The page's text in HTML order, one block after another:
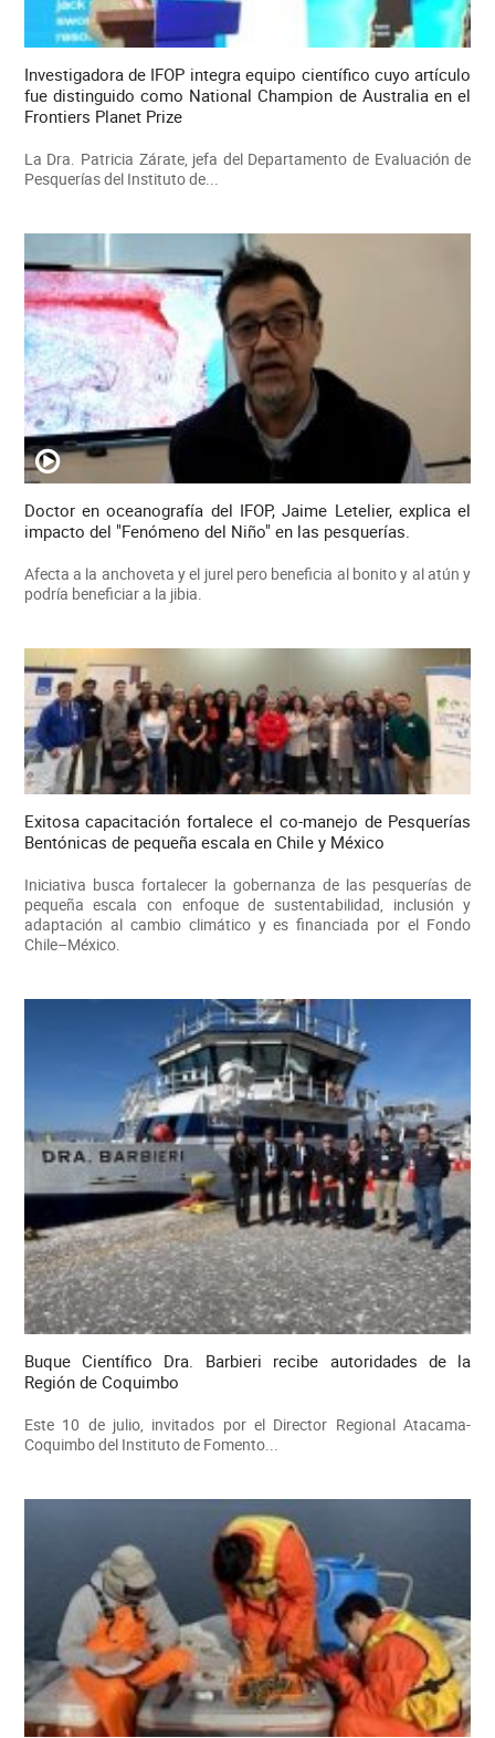
Investigadora de IFOP integra equipo científico cuyo artículo
fue distinguido como National Champion de Australia en el
Frontiers Planet Prize
La Dra. Patricia Zárate, jefa del Departamento de Evaluación de
Pesquerías del Instituto de...
Doctor en oceanografía del IFOP, Jaime Letelier, explica el
impacto del "Fenómeno del Niño" en las pesquerías.
Afecta a la anchoveta y el jurel pero beneficia al bonito y al atún y
podría beneficiar a la jibia.
Exitosa capacitación fortalece el co-manejo de Pesquerías
Bentónicas de pequeña escala en Chile y México
Iniciativa busca fortalecer la gobernanza de las pesquerías de
pequeña escala con enfoque de sustentabilidad, inclusión y
adaptación al cambio climático y es financiada por el Fondo
Chile–México.
Buque Científico Dra. Barbieri recibe autoridades de la
Región de Coquimbo
Este 10 de julio, invitados por el Director Regional Atacama-
Coquimbo del Instituto de Fomento...